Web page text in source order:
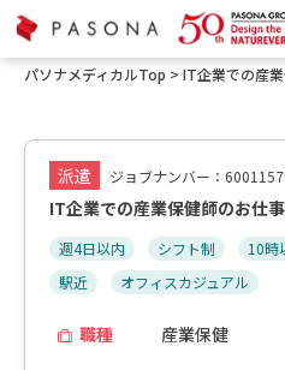
パソナメディカルTop > IT企業での産
派遣 ジョブナンバー：
IT企業での産業保健師のお仕事
週4日以内 シフト制 10時
駅近
オフィスカジュアル
職種 産業保健